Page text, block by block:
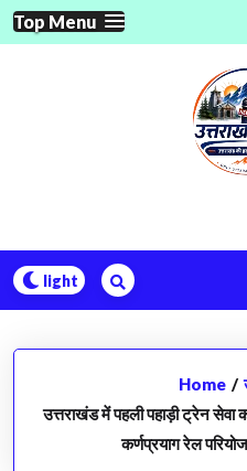
Skip
to
Top Menu
Home /
उत्तराखंड में पहली पहाड़ी ट्रेन
कर्णप्रयाग रेल